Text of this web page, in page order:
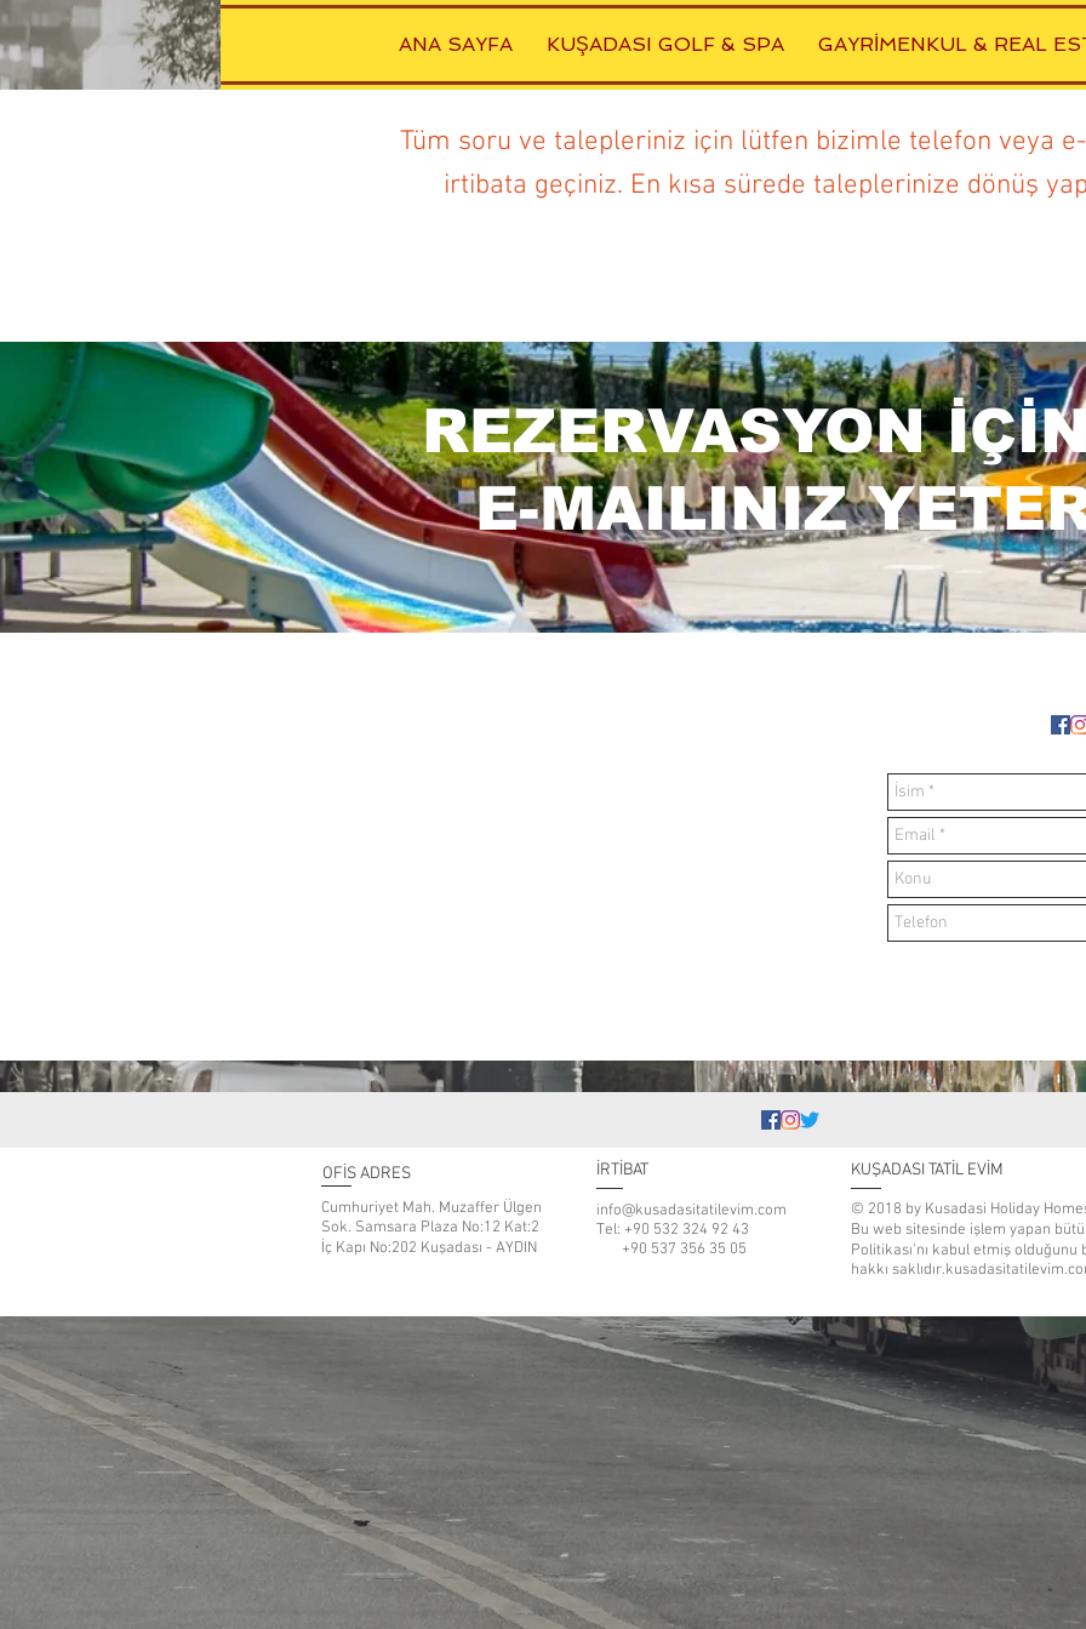
ANA SAYFA KUŞADASI GOLF & SPA GAYRİMENKUL & REAL
Tüm soru ve talepleriniz için lütfen bizimle telefon veya
irtibata geçiniz. En kısa sürede taleplerinize dönüş
REZERVASYON
E-MAILINIZ
OFİS ADRES
Cumhuriyet Mah. Muzaffer Ülgen
Sok. Samsara Plaza No:12 Kat:2
İç Kapı No:202 Kuşadası - AYDIN
İRTİBAT
info@kusadasitatilevim.com
Tel: +90 532 324 92 43
+90 537 356 35 05
KUŞADASI TATİL EVİM
© 2018 by Kusadasi Holiday
Bu web sitesinde işlem yapan
Politikası'nı kabul etmiş
hakkı